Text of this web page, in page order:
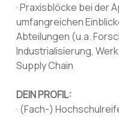
· Praxisblöcke bei der
umfangreichen
Abteilungen (u.a.
Industrialisierung,
Supply Chain
DEIN PROFIL:
· (Fach-)